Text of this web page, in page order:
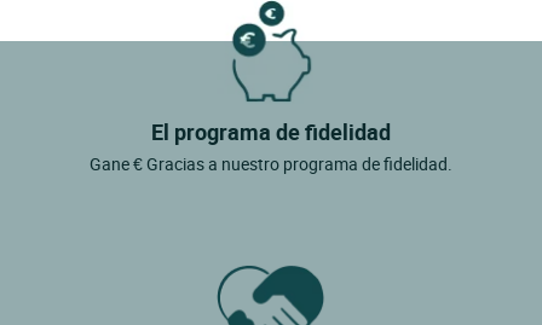
El programa de fidelidad
Gane € Gracias a nuestro programa de fidelidad.